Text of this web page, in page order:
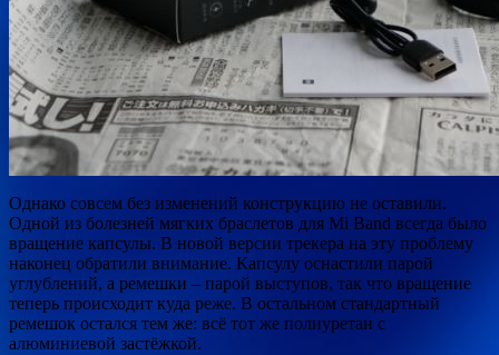
Однако совсем без изменений конструкцию не оставили.
Одной из болезней мягких браслетов для Mi Band всегда было
вращение капсулы. В новой версии трекера на эту проблему
наконец обратили внимание. Капсулу оснастили парой
углублений, а ремешки – парой выступов, так что вращение
теперь происходит куда реже. В остальном стандартный
ремешок остался тем же: всё тот же полиуретан с
алюминиевой застёжкой.